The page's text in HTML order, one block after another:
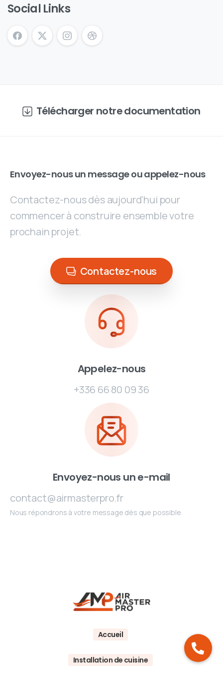
Social Links
Télécharger notre documentation
Envoyez-nous un message ou appelez-nous
Contactez-nous dès aujourd'hui pour
commencer à construire ensemble votre
prochain projet.
Contactez-nous
Appelez-nous
+336 66 80 09 36
Envoyez-nous un e-mail
contact@airmasterpro.fr
Nous répondrons à votre message dès que possible.
Accueil
Installation de cuisine